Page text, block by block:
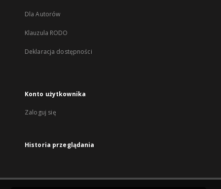
Dla Autorów
Klauzula RODO
Deklaracja dostępności
Konto użytkownika
Zaloguj się
Historia przeglądania